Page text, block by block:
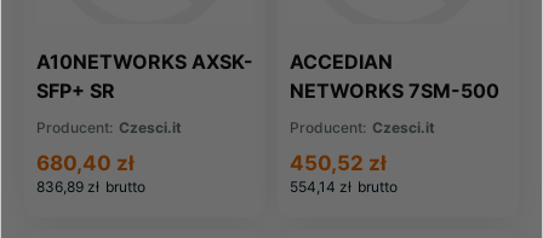
A10NETWORKS AXSK-
SFP+ SR
Producent: Czesci.it
836,89 zł brutto
680,40 zł
ACCEDIAN
NETWORKS 7SM-500
Producent: Czesci.it
554,14 zł brutto
450,52 zł